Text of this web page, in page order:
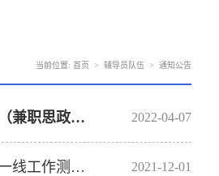
当前位置: 首页 > 辅导员队伍 > 通知公告
关于举办辅导员（兼职思政教师）讲课比赛暨第十三届青年教师教学竞赛（辅导员组）选拔赛的通知 2022-04-07
关于开展辅导员一线工作测试的通知 2021-12-01